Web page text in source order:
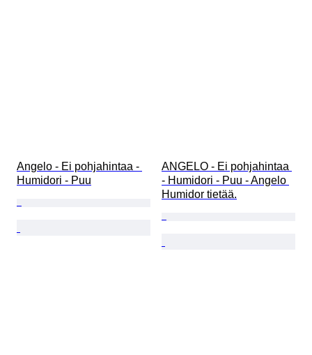
Angelo - Ei pohjahintaa -
Humidori - Puu
ANGELO - Ei pohjahintaa
- Humidori - Puu - Angelo
Humidor tietää.